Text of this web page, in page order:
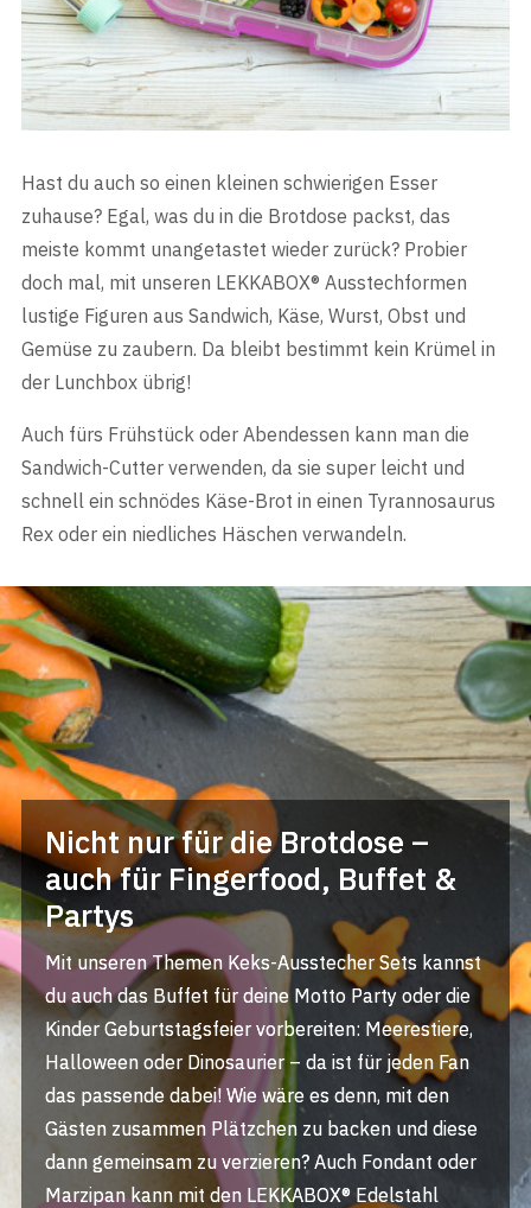
Hast du auch so einen kleinen schwierigen Esser
zuhause? Egal, was du in die Brotdose packst, das
meiste kommt unangetastet wieder zurück? Probier
doch mal, mit unseren LEKKABOX® Ausstechformen
lustige Figuren aus Sandwich, Käse, Wurst, Obst und
Gemüse zu zaubern. Da bleibt bestimmt kein Krümel in
der Lunchbox übrig!
Auch fürs Frühstück oder Abendessen kann man die
Sandwich-Cutter verwenden, da sie super leicht und
schnell ein schnödes Käse-Brot in einen Tyrannosaurus
Rex oder ein niedliches Häschen verwandeln.
Nicht nur für die Brotdose –
auch für Fingerfood, Buffet &
Partys
Mit unseren Themen Keks-Ausstecher Sets kannst
du auch das Buffet für deine Motto Party oder die
Kinder Geburtstagsfeier vorbereiten: Meerestiere,
Halloween oder Dinosaurier – da ist für jeden Fan
das passende dabei! Wie wäre es denn, mit den
Gästen zusammen Plätzchen zu backen und diese
dann gemeinsam zu verzieren? Auch Fondant oder
Marzipan kann mit den LEKKABOX® Edelstahl